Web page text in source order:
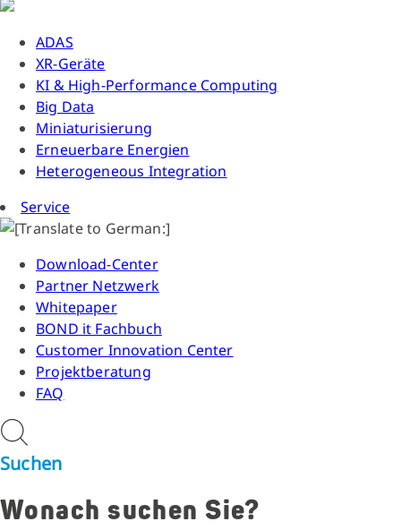
ADAS
XR-Geräte
KI & High-Performance Computing
Big Data
Miniaturisierung
Erneuerbare Energien
Heterogeneous Integration
Service
Download-Center
Partner Netzwerk
Whitepaper
BOND it Fachbuch
Customer Innovation Center
Projektberatung
FAQ
Suchen
Wonach suchen Sie?